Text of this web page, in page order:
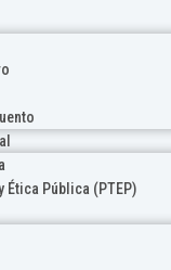
Ética Pública (PTEP)